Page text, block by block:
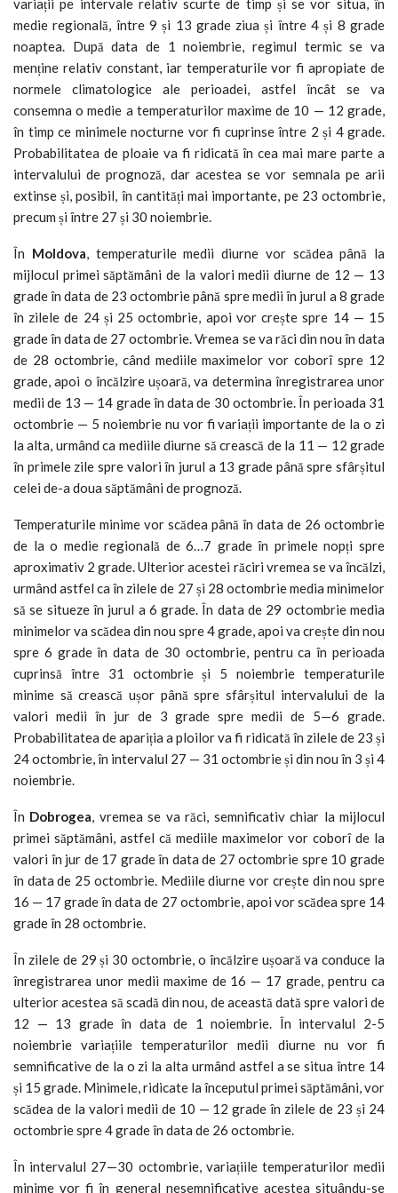
variații pe intervale relativ scurte de timp și se vor situa, în
medie regională, între 9 și 13 grade ziua și între 4 și 8 grade
noaptea. După data de 1 noiembrie, regimul termic se va
menține relativ constant, iar temperaturile vor fi apropiate de
normele climatologice ale perioadei, astfel încât se va
consemna o medie a temperaturilor maxime de 10 — 12 grade,
în timp ce minimele nocturne vor fi cuprinse între 2 și 4 grade.
Probabilitatea de ploaie va fi ridicată în cea mai mare parte a
intervalului de prognoză, dar acestea se vor semnala pe arii
extinse și, posibil, în cantități mai importante, pe 23 octombrie,
precum și între 27 și 30 noiembrie.
În Moldova, temperaturile medii diurne vor scădea până la
mijlocul primei săptămâni de la valori medii diurne de 12 — 13
grade în data de 23 octombrie până spre medii în jurul a 8 grade
în zilele de 24 și 25 octombrie, apoi vor crește spre 14 — 15
grade în data de 27 octombrie. Vremea se va răci din nou în data
de 28 octombrie, când mediile maximelor vor coborî spre 12
grade, apoi o încălzire ușoară, va determina înregistrarea unor
medii de 13 — 14 grade în data de 30 octombrie. În perioada 31
octombrie — 5 noiembrie nu vor fi variații importante de la o zi
la alta, urmând ca mediile diurne să crească de la 11 — 12 grade
în primele zile spre valori în jurul a 13 grade până spre sfârșitul
celei de-a doua săptămâni de prognoză.
Temperaturile minime vor scădea până în data de 26 octombrie
de la o medie regională de 6…7 grade în primele nopți spre
aproximativ 2 grade. Ulterior acestei răciri vremea se va încălzi,
urmând astfel ca în zilele de 27 și 28 octombrie media minimelor
să se situeze în jurul a 6 grade. În data de 29 octombrie media
minimelor va scădea din nou spre 4 grade, apoi va crește din nou
spre 6 grade în data de 30 octombrie, pentru ca în perioada
cuprinsă între 31 octombrie și 5 noiembrie temperaturile
minime să crească ușor până spre sfârșitul intervalului de la
valori medii în jur de 3 grade spre medii de 5—6 grade.
Probabilitatea de apariția a ploilor va fi ridicată în zilele de 23 și
24 octombrie, în intervalul 27 — 31 octombrie și din nou în 3 și 4
noiembrie.
În Dobrogea, vremea se va răci, semnificativ chiar la mijlocul
primei săptămâni, astfel că mediile maximelor vor coborî de la
valori în jur de 17 grade în data de 27 octombrie spre 10 grade
în data de 25 octombrie. Mediile diurne vor crește din nou spre
16 — 17 grade în data de 27 octombrie, apoi vor scădea spre 14
grade în 28 octombrie.
În zilele de 29 și 30 octombrie, o încălzire ușoară va conduce la
înregistrarea unor medii maxime de 16 — 17 grade, pentru ca
ulterior acestea să scadă din nou, de această dată spre valori de
12 — 13 grade în data de 1 noiembrie. În intervalul 2-5
noiembrie variațiile temperaturilor medii diurne nu vor fi
semnificative de la o zi la alta urmând astfel a se situa între 14
și 15 grade. Minimele, ridicate la începutul primei săptămâni, vor
scădea de la valori medii de 10 — 12 grade în zilele de 23 și 24
octombrie spre 4 grade în data de 26 octombrie.
În intervalul 27—30 octombrie, variațiile temperaturilor medii
minime vor fi în general nesemnificative acestea situându-se